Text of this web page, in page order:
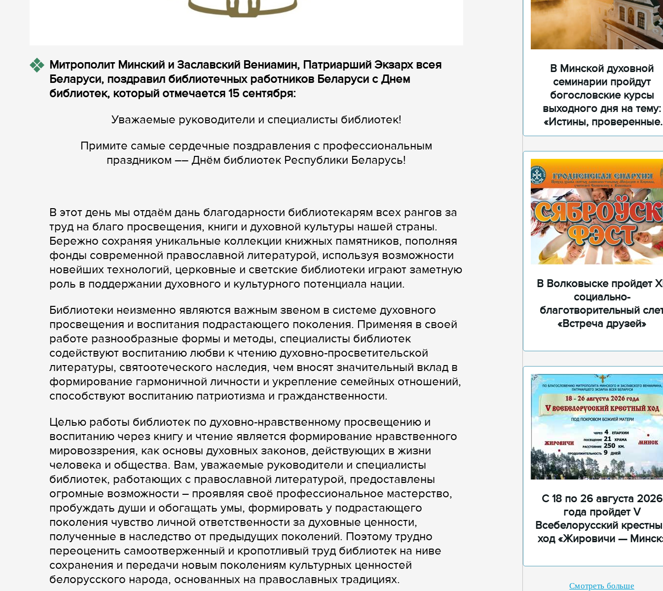
Митрополит Минский и Заславский Вениамин, Патриарший Экзарх всея
Беларуси, поздравил библиотечных работников Беларуси с Днем
библиотек, который отмечается 15 сентября:
Уважаемые руководители и специалисты библиотек!
Примите самые сердечные поздравления с профессиональным
праздником –– Днём библиотек Республики Беларусь!
В этот день мы отдаём дань благодарности библиотекарям всех рангов за
труд на благо просвещения, книги и духовной культуры нашей страны.
Бережно сохраняя уникальные коллекции книжных памятников, пополняя
фонды современной православной литературой, используя возможности
новейших технологий, церковные и светские библиотеки играют заметную
роль в поддержании духовного и культурного потенциала нации.
Библиотеки неизменно являются важным звеном в системе духовного
просвещения и воспитания подрастающего поколения. Применяя в своей
работе разнообразные формы и методы, специалисты библиотек
содействуют воспитанию любви к чтению духовно-просветительской
литературы, святоотеческого наследия, чем вносят значительный вклад в
формирование гармоничной личности и укрепление семейных отношений,
способствуют воспитанию патриотизма и гражданственности.
Целью работы библиотек по духовно-нравственному просвещению и
воспитанию через книгу и чтение является формирование нравственного
мировоззрения, как основы духовных законов, действующих в жизни
человека и общества. Вам, уважаемые руководители и специалисты
библиотек, работающих с православной литературой, предоставлены
огромные возможности – проявляя своё профессиональное мастерство,
пробуждать души и обогащать умы, формировать у подрастающего
поколения чувство личной ответственности за духовные ценности,
полученные в наследство от предыдущих поколений. Поэтому трудно
переоценить самоотверженный и кропотливый труд библиотек на ниве
сохранения и передачи новым поколениям культурных ценностей
белорусского народа, основанных на православных традициях.
В Минской духовной
семинарии пройдут
богословские курсы
выходного дня на тему:
«Истины, проверенные
временем»
В Волковыске пройдет
социально-
благотворительный
«Встреча друзей»
С 18 по 26 августа 2026
года пройдет V
Всебелорусский
ход «Жировичи —
Смотреть больше